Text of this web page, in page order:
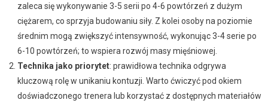
zaleca się wykonywanie 3-5 serii po 4-6 powtórzeń z dużym
ciężarem, co sprzyja budowaniu siły. Z kolei osoby na poziomie
średnim mogą zwiększyć intensywność, wykonując 3-4 serie po
6-10 powtórzeń; to wspiera rozwój masy mięśniowej.
Technika jako priorytet: prawidłowa technika odgrywa
kluczową rolę w unikaniu kontuzji. Warto ćwiczyć pod okiem
doświadczonego trenera lub korzystać z dostępnych materiałów